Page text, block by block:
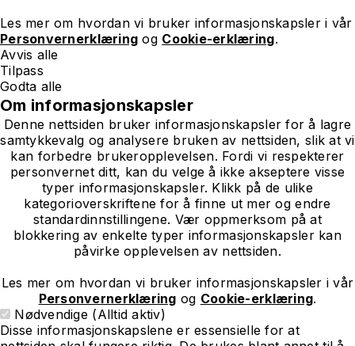
Les mer om hvordan vi bruker informasjonskapsler i vår
Personvernerklæring og Cookie-erklæring.
Avvis alle
Tilpass
Godta alle
Om informasjonskapsler
Denne nettsiden bruker informasjonskapsler for å lagre
samtykkevalg og analysere bruken av nettsiden, slik at vi
kan forbedre brukeropplevelsen. Fordi vi respekterer
personvernet ditt, kan du velge å ikke akseptere visse
typer informasjonskapsler. Klikk på de ulike
kategorioverskriftene for å finne ut mer og endre
standardinnstillingene. Vær oppmerksom på at
blokkering av enkelte typer informasjonskapsler kan
påvirke opplevelsen av nettsiden.
Les mer om hvordan vi bruker informasjonskapsler i vår
Personvernerklæring og Cookie-erklæring.
Nødvendige (Alltid aktiv)
Disse informasjonskapslene er essensielle for at